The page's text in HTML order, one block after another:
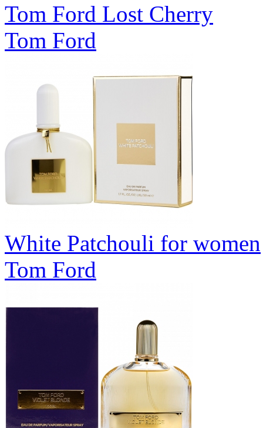
Tom Ford Lost Cherry
Tom Ford
White Patchouli for women
Tom Ford